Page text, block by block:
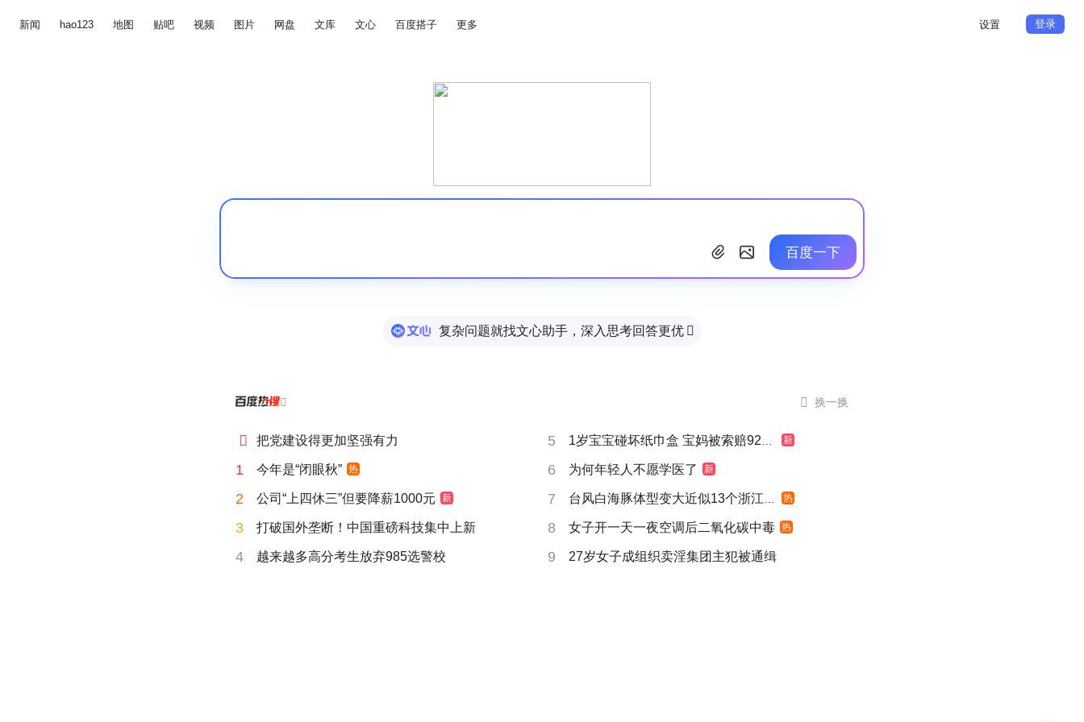
新闻 hao123 地图 贴吧 视频 图片 网盘 文库 文心 百度搭子 更多 设置 登录
百度一下
复杂问题就找文心助手，深入思考回答更优 
  换一换
 把党建设得更加坚强有力 5 1岁宝宝碰坏纸巾盒 宝妈被索赔924元 新
1 今年是“闭眼秋” 热 6 为何年轻人不愿学医了 新
2 公司“上四休三”但要降薪1000元 新 7 台风白海豚体型变大近似13个浙江面积 热
3 打破国外垄断！中国重磅科技集中上新 8 女子开一天一夜空调后二氧化碳中毒 热
4 越来越多高分考生放弃985选警校 9 27岁女子成组织卖淫集团主犯被通缉